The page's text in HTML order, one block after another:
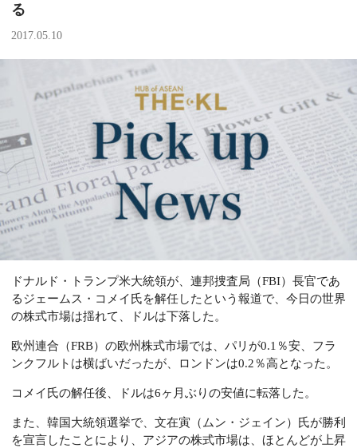
る
2017.05.10
ドナルド・トランプ米大統領が、連邦捜査局（FBI）長官であ
るジェームス・コメイ氏を解任したという報道で、今日の世界
の株式市場は揺れて、ドルは下落した。
欧州連合（FRB）の欧州株式市場では、パリが0.1％安、フラ
ンクフルトは横ばいだったが、ロンドンは0.2％高となった。
コメイ氏の解任後、ドルは6ヶ月ぶりの安値に転落した。
また、韓国大統領選挙で、文在寅（ムン・ジェイン）
氏が勝利
を宣言したことにより、アジアの株式市場は、ほとんどが上昇